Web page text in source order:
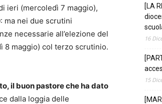
ieri (mercoledì 7 maggio),
ma nei due scrutini
necessarie all’elezione del
8 maggio) col terzo scrutinio.
il buon pastore che ha dato
dalla loggia delle
[LA
16
15